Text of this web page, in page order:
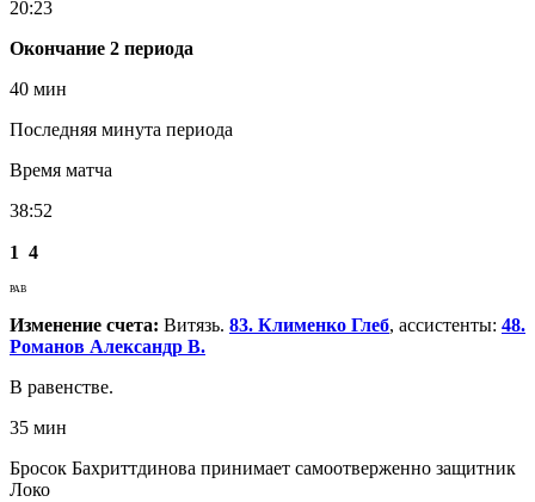
20:23
Окончание 2 периода
40 мин
Последняя минута периода
Время матча
38:52
1 4
РАВ
Изменение счета: Витязь. 83. Клименко Глеб, ассистенты: 48.
Романов Александр В.
В равенстве.
35 мин
Бросок Бахриттдинова принимает самоотверженно защитник
Локо